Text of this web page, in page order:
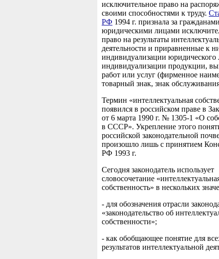
исключительное право на
своими способностями к труду.
РФ 1994 г. признала за
юридическими лицами
право на результаты
деятельности и приравненные к
индивидуализации юридического
индивидуализации продукции,
работ или услуг (фирменное
товарный знак, знак
Термин «интеллектуальная
появился в российском праве в
от 6 марта 1990 г. № 1305-1 «О
в СССР». Укрепление этого
российской законодательной
произошло лишь с принятием
РФ 1993 г.
Сегодня законодатель использует
словосочетание
собственность» в нескольких
- для обозначения отрасли
«законодательство об
собственности»;
- как обобщающее понятие для
результатов интеллектуальной